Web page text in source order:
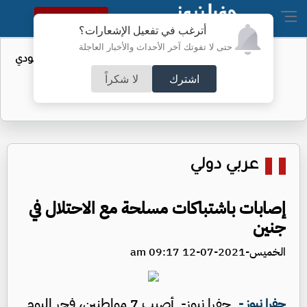
أترغب في تفعيل الإشعارات؟
حتى لا تفوتك آخر الأحداث والأخبار العاجلة
اشترك لا شكراً
النسخة الكاملة
واردات الولايات المتحدة من النفط السعودي
تهبط إلى الصفر
عربي دولي
إصابات باشتباكات مسلحة مع الاحتلال في
جنين
الخميس-2021-07-12 09:17 am
جفرا نيوز -